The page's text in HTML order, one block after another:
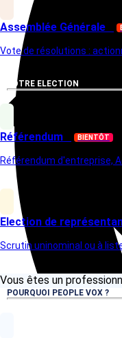
Assemblée Générale
Vote de résolutions :
VOTRE ELECTION
Référendum BIENTÔT
Référendum d'entreprise,
Election de
Scrutin uninominal ou à
Vous êtes un
POURQUOI PEOPLE VOX ?